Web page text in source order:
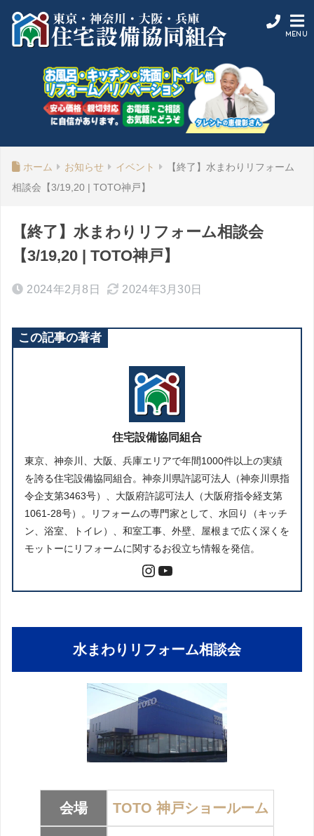
ホーム お知らせ イベント
【終了】水まわりリフォーム
相談会【3/19,20 | TOTO神戸】
【終了】水まわりリフォーム相談会
【3/19,20 | TOTO神戸】
2024年2月8日 2024年3月30日
この記事の著者
住宅設備協同組合
東京、神奈川、大阪、兵庫エリアで年間1000件以上の実績
を誇る住宅設備協同組合。神奈川県許認可法人（神奈川県指
令企支第3463号）、大阪府許認可法人（大阪府指令経支第
1061-28号）。リフォームの専門家として、水回り（キッチ
ン、浴室、トイレ）、和室工事、外壁、屋根まで広く深くを
モットーにリフォームに関するお役立ち情報を発信。
水まわりリフォーム相談会
会場 TOTO 神戸ショールーム